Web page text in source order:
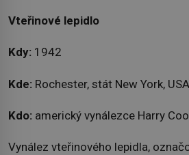
Vteřinové lepidlo
Kdy: 1942
Kde: Rochester, stát New York, USA
Kdo: americký vynálezce Harry
Vynález vteřinového lepidla,